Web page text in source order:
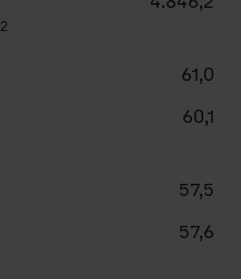
2
61,0
60,1
57,5
57,6